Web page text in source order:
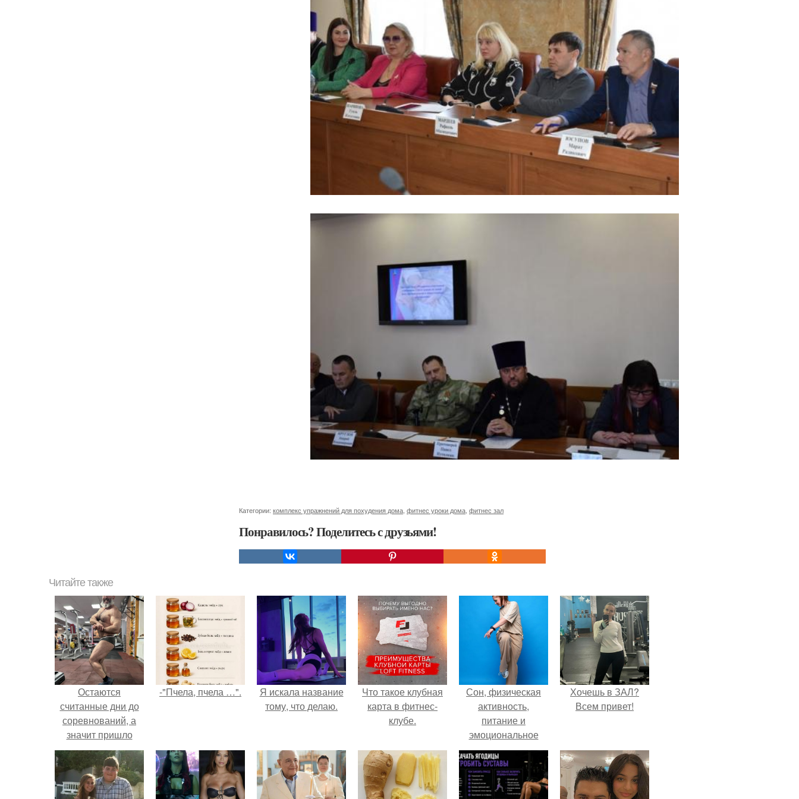
Категории: комплекс упражнений для похудения дома, фитнес уроки дома, фитнес зал
Понравилось? Поделитесь с друзьями!
Читайте также
Остаются
считанные дни до
соревнований, а
значит пришло
время наглядно
оценить.
-"Пчела, пчела …".
Я искала название
тому, что делаю.
Что такое клубная
карта в фитнес-
клубе.
Сон, физическая
активность,
питание и
эмоциональное
состояние!
Хочешь в ЗАЛ?
Всем привет!